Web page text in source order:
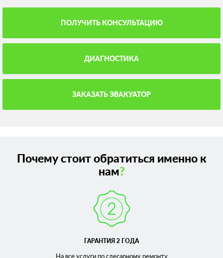
ПОЛУЧИТЬ КОНСУЛЬТАЦИЮ
ДИАГНОСТИКА
ЗАКАЗАТЬ ЭВАКУАТОР
Почему стоит обратиться именно к
нам?
ГАРАНТИЯ 2 ГОДА
На все услуги по слесарномуремонту